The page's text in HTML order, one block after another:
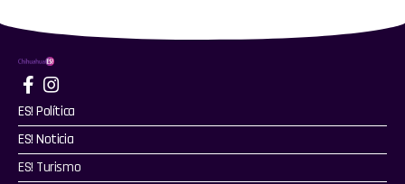
ES! Política
ES! Noticia
ES! Turismo